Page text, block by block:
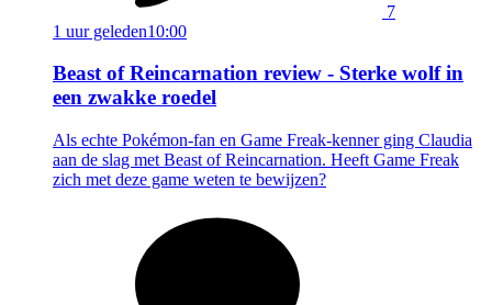
7
1 uur geleden10:00
Beast of Reincarnation review - Sterke wolf in
een zwakke roedel
Als echte Pokémon-fan en Game Freak-kenner ging Claudia
aan de slag met Beast of Reincarnation. Heeft Game Freak
zich met deze game weten te bewijzen?